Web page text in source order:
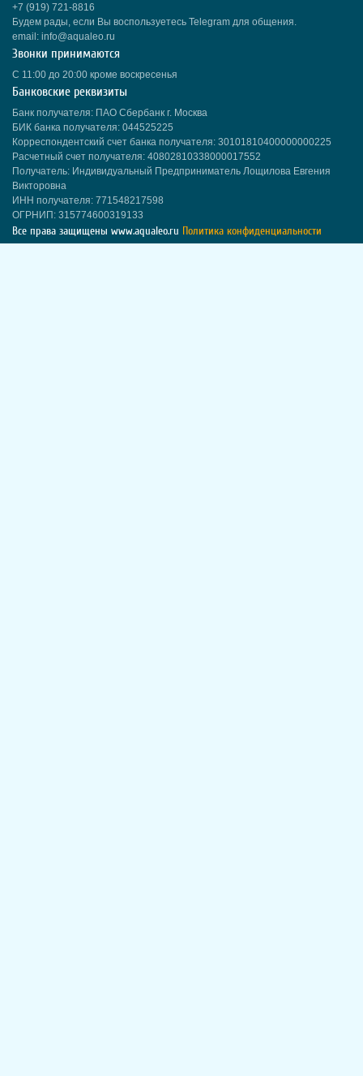
+7 (919) 721-8816
Будем рады, если Вы воспользуетесь Telegram для общения.
email: info@aqualeo.ru
Звонки принимаются
С 11:00 до 20:00 кроме воскресенья
Банковские реквизиты
Банк получателя: ПАО Сбербанк г. Москва
БИК банка получателя: 044525225
Корреспондентский счет банка получателя: 30101810400000000225
Расчетный счет получателя: 40802810338000017552
Получатель: Индивидуальный Предприниматель Лощилова Евгения
Викторовна
ИНН получателя: 771548217598
ОГРНИП: 315774600319133
Все права защищены www.aqualeo.ru Политика конфиденциальности